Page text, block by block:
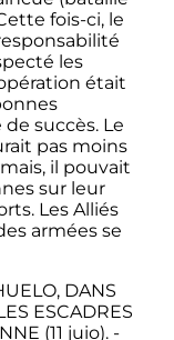
fois-ci, le
les
était
succès. Le
pas moins
il pouvait
sur leur
Les Alliés
armées se